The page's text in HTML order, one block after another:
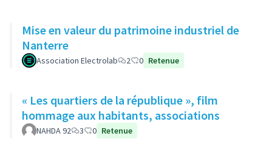
Mise en valeur du patrimoine industriel de
Nanterre
Association Electrolab 2 0 Retenue
« Les quartiers de la république », film
hommage aux habitants, associations
NAHDA 92 3 0 Retenue